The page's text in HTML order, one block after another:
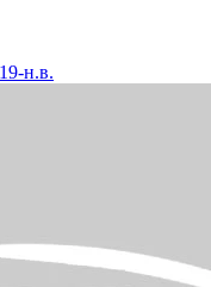
н.в.